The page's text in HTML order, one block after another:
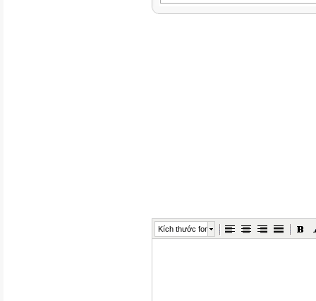
Kích thước font